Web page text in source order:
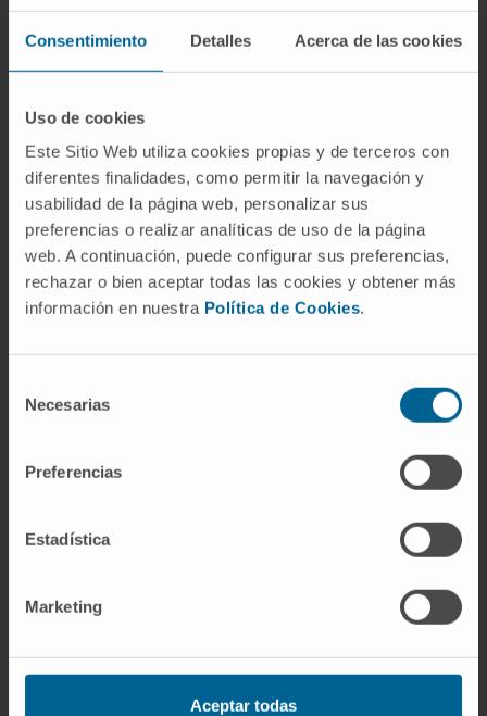
Consentimiento Detalles Acerca de las cookies
Uso de cookies
Este Sitio Web utiliza cookies propias y de terceros con
diferentes finalidades, como permitir la navegación y
usabilidad de la página web, personalizar sus
preferencias o realizar analíticas de uso de la página
web. A continuación, puede configurar sus preferencias,
rechazar o bien aceptar todas las cookies y obtener más
información en nuestra Política de Cookies.
Necesarias
Preferencias
Estadística
Marketing
Aceptar todas
inmunoglobulinas(IgG, IgA, IgM) aporta el
dato numérico exacto de cada isotipo: útil
tanto para confirmar la inmunoparesia que
evaluar inmunodeficiencias. Y la
microglobulinasérica, aunque no mide
inmunoglobulinas, completa el panel
pronóstico del mieloma.
Preguntas frecuentes
¿De dónde viene la palabra
(prōteîon
, "lo primero", raíz de "proteína") con
describe, literalmente, el trazo o gráfico que
técnica fue desarrollada por Arne Tiselius en
que una electroforesis de
proteínas?